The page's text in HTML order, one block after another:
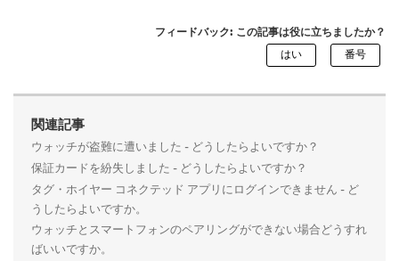
フィードバック: この記事は役に立ちましたか？
関連記事
ウォッチが盗難に遭いました - どうしたらよいですか？
保証カードを紛失しました - どうしたらよいですか？
タグ・ホイヤー コネクテッド アプリにログインできません - ど
うしたらよいですか。
ウォッチとスマートフォンのペアリングができない場合どうすれ
ばいいですか。